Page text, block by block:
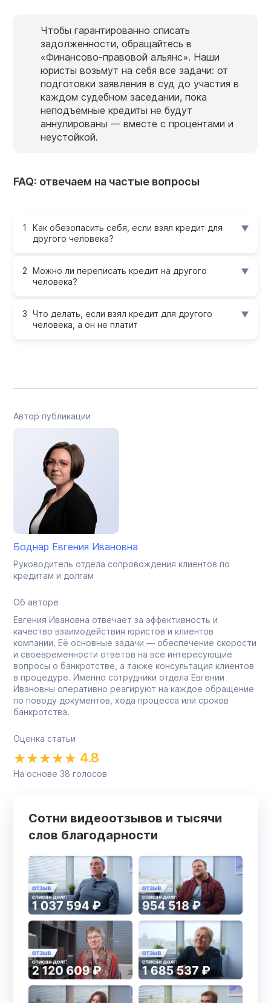
Чтобы гарантированно списать
задолженности, обращайтесь в
«Финансово-правовой альянс». Наши
юристы возьмут на себя все задачи: от
подготовки заявления в суд до участия в
каждом судебном заседании, пока
неподъемные кредиты не будут
аннулированы — вместе с процентами и
неустойкой.
FAQ: отвечаем на частые вопросы
Как обезопасить себя, если взял кредит для
другого человека?
Можно ли переписать кредит на другого
человека?
Что делать, если взял кредит для другого
человека, а он не платит
Автор публикации
Боднар Евгения Ивановна
Руководитель отдела сопровождения клиентов по
кредитам и долгам
Об авторе
Евгения Ивановна отвечает за эффективность и
качество взаимодействия юристов и клиентов
компании. Её основные задачи — обеспечение скорости
и своевременности ответов на все интересующие
вопросы о банкротстве, а также консультация клиентов
в процедуре. Именно сотрудники отдела Евгении
Ивановны оперативно реагируют на каждое обращение
по поводу документов, хода процесса или сроков
банкротства.
Оценка статьи
4.8
На основе 38 голосов
Сотни видеоотзывов и тысячи
слов благодарности